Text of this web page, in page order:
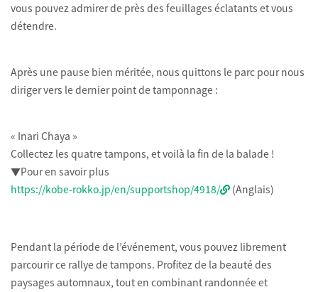
vous pouvez admirer de près des feuillages éclatants et vous
détendre.
Après une pause bien méritée, nous quittons le parc pour nous
diriger vers le dernier point de tamponnage :
« Inari Chaya »
Collectez les quatre tampons, et voilà la fin de la balade !
▼Pour en savoir plus
https://kobe-rokko.jp/en/supportshop/4918/
(Anglais)
Pendant la période de l’événement, vous pouvez librement
parcourir ce rallye de tampons. Profitez de la beauté des
paysages automnaux, tout en combinant randonnée et